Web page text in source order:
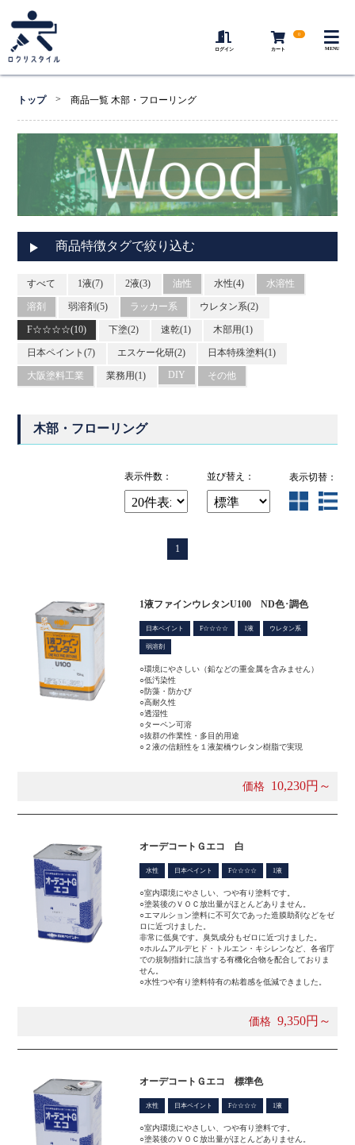
ログイン カート
0
MENU
トップ > 商品一覧 木部・フローリング
商品特徴タグで絞り込む
すべて 1液(7) 2液(3) 油性 水性(4) 水溶性
溶剤 弱溶剤(5) ラッカー系 ウレタン系(2)
F☆☆☆☆(10) 下塗(2) 速乾(1) 木部用(1)
日本ペイント(7) エスケー化研(2) 日本特殊塗料(1)
大阪塗料工業 業務用(1) DIY その他
木部・フローリング
表示件数： 並び替え： 表示切替：
1
1液ファインウレタンU100 ND色･調色
日本ペイント F☆☆☆☆ 1液 ウレタン系
弱溶剤
○環境にやさしい（鉛などの重金属を含みません）
○低汚染性
○防藻・防かび
○高耐久性
○透湿性
○ターペン可溶
○抜群の作業性・多目的用途
○２液の信頼性を１液架橋ウレタン樹脂で実現
価格 10,230円～
オーデコートＧエコ 白
水性 日本ペイント F☆☆☆☆ 1液
○室内環境にやさしい、つや有り塗料です。
○塗装後のＶＯＣ放出量がほとんどありません。
○エマルション塗料に不可欠であった造膜助剤などをゼ
ロに近づけました。
非常に低臭です。臭気成分もゼロに近づけました。
○ホルムアルデヒド・トルエン・キシレンなど、各省庁
での規制指針に該当する有機化合物を配合しておりま
せん。
○水性つや有り塗料特有の粘着感を低減できました。
価格 9,350円～
オーデコートＧエコ 標準色
水性 日本ペイント F☆☆☆☆ 1液
○室内環境にやさしい、つや有り塗料です。
○塗装後のＶＯＣ放出量がほとんどありません。